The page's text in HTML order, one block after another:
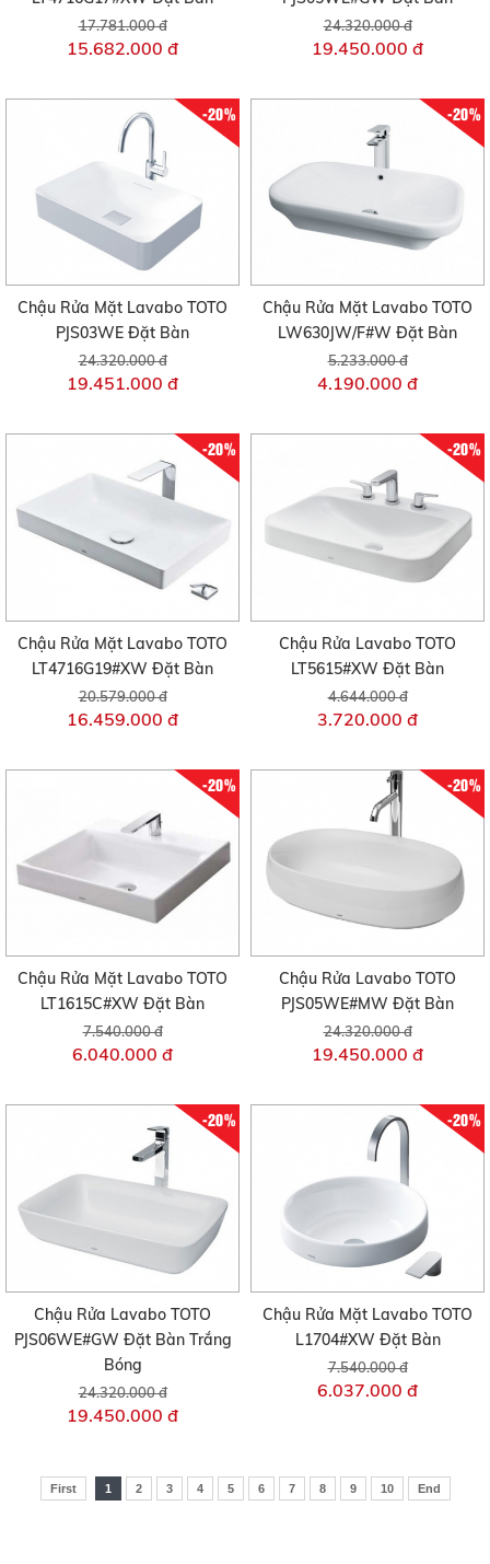
17.781.000 đ
15.682.000 đ
24.320.000 đ
19.450.000 đ
-20%
Chậu Rửa Mặt Lavabo TOTO
PJS03WE Đặt Bàn
24.320.000 đ
19.451.000 đ
-20%
Chậu Rửa Mặt Lavabo TOTO
LW630JW/F#W Đặt Bàn
5.233.000 đ
4.190.000 đ
-20%
Chậu Rửa Mặt Lavabo TOTO
LT4716G19#XW Đặt Bàn
20.579.000 đ
16.459.000 đ
-20%
Chậu Rửa Lavabo TOTO
LT5615#XW Đặt Bàn
4.644.000 đ
3.720.000 đ
-20%
Chậu Rửa Mặt Lavabo TOTO
LT1615C#XW Đặt Bàn
7.540.000 đ
6.040.000 đ
-20%
Chậu Rửa Lavabo TOTO
PJS05WE#MW Đặt Bàn
24.320.000 đ
19.450.000 đ
-20%
Chậu Rửa Lavabo TOTO
PJS06WE#GW Đặt Bàn Trắng
Bóng
24.320.000 đ
19.450.000 đ
-20%
Chậu Rửa Mặt Lavabo TOTO
L1704#XW Đặt Bàn
7.540.000 đ
6.037.000 đ
First 1 2 3 4 5 6 7 8 9 10 End